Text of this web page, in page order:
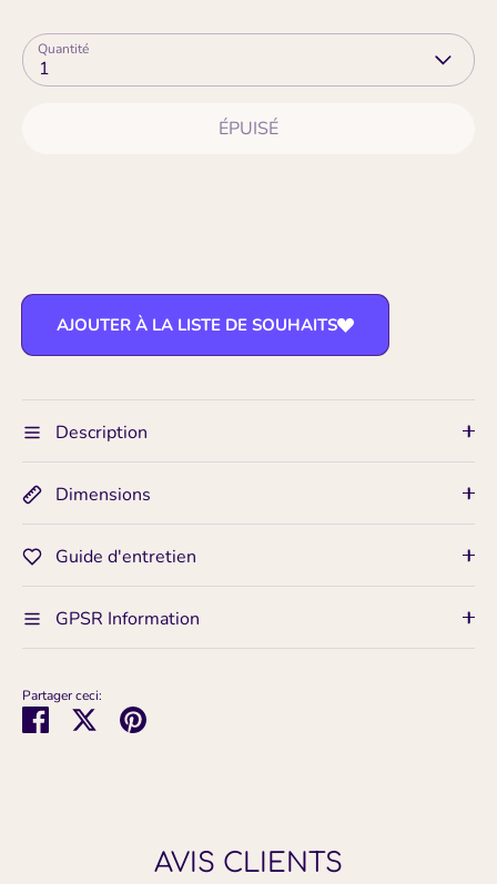
Quantité
1
ÉPUISÉ
AJOUTER À LA LISTE DE SOUHAITS
Description
Dimensions
Guide d'entretien
GPSR Information
Partager ceci:
PartagerTweeterÉpingler
AVIS CLIENTS